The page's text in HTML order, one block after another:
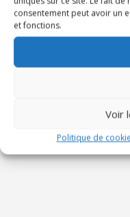
consentement peut avoir un
et fonctions.
Voir
Politique de
409 Avenue Edouard